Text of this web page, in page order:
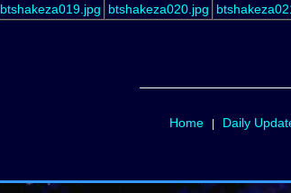
btshakeza019.jpg btshakeza020.jpg
Home| Daily